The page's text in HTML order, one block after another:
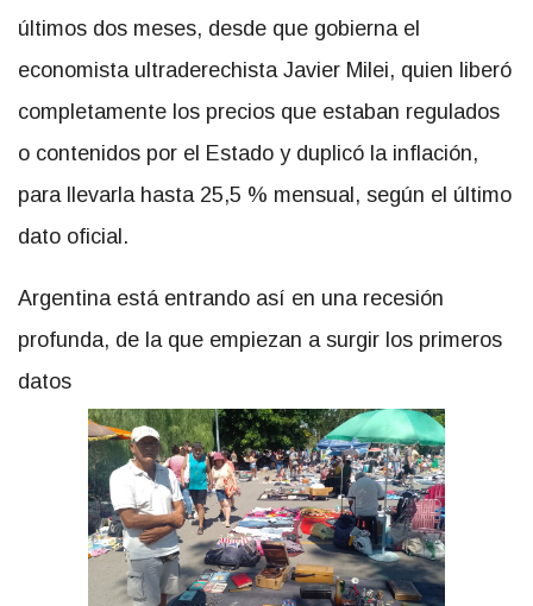
últimos dos meses, desde que gobierna el
economista ultraderechista Javier Milei, quien liberó
completamente los precios que estaban regulados
o contenidos por el Estado y duplicó la inflación,
para llevarla hasta 25,5 % mensual, según el último
dato oficial.
Argentina está entrando así en una recesión
profunda, de la que empiezan a surgir los primeros
datos